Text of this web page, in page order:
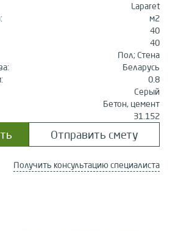
Laparet
м2
40
40
Пол; Стена
Беларусь
0.8
Серый
Бетон, цемент
31.152
Отправить смету
Получить консультацию специалиста